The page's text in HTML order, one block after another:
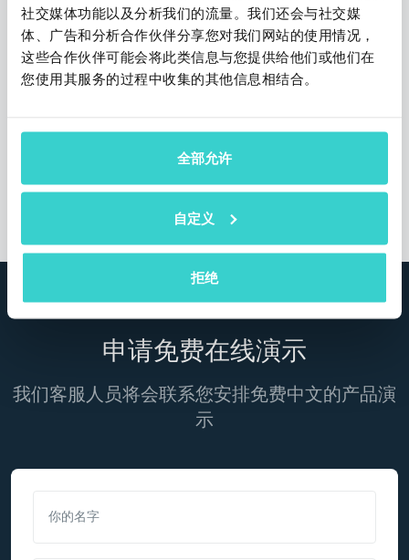
社交媒体功能以及分析我们的流量。我们还会与社交媒
体、广告和分析合作伙伴分享您对我们网站的使用情况，
这些合作伙伴可能会将此类信息与您提供给他们或他们在
您使用其服务的过程中收集的其他信息相结合。
全部允许
自定义
拒绝
NSYS 很高兴参加 2026 年 ITAD
Summit！
NSYS 将亮相 2026 年 ITAD Summit，与行业
领导者共同探讨循环技术和设备生命周期管理
的未来发展方向。
1 阅读约需3分钟
申请免费在线演示
我们客服人员将会联系您安排免费中文的产品演
示
你的名字